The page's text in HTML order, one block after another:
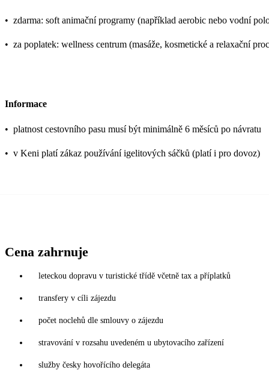
• zdarma: soft animační programy (například aerobic nebo vodní
• za poplatek: wellness centrum (masáže, kosmetické a relaxační
Informace
• platnost cestovního pasu musí být minimálně 6 měsíců po návratu
• v Keni platí zákaz používání igelitových sáčků (platí i pro dovoz)
Cena zahrnuje
leteckou dopravu v turistické třídě včetně tax a příplatků
transfery v cíli zájezdu
počet noclehů dle smlouvy o zájezdu
stravování v rozsahu uvedeném u ubytovacího zařízení
služby česky hovořícího delegáta